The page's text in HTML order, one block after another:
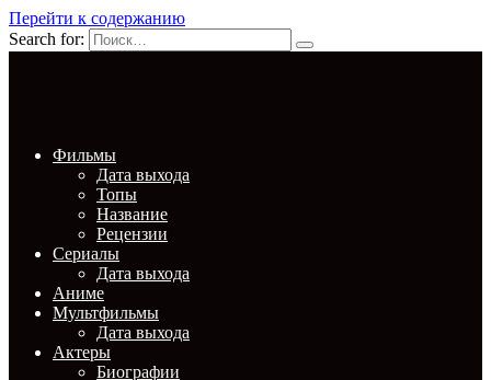
Перейти к содержанию
Search for:
Фильмы
Дата выхода
Топы
Название
Рецензии
Сериалы
Дата выхода
Аниме
Мультфильмы
Дата выхода
Актеры
Биографии